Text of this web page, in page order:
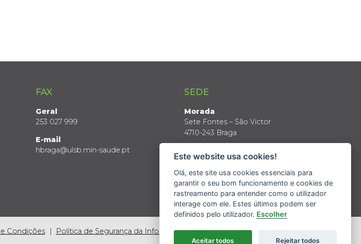
FAX
Geral
253 027 999
E-mail
hbraga@ulsb.min-saude.pt
SEDE
Morada
Sete Fontes – São Victor
4710-243 Braga
Latitude: 41º 34’ N
Longitude: 8º 24’ W
Condições
Política de Segurança da Informação
Este website usa cookies!
Olá, este site usa cookies essenciais para
garantir o seu bom funcionamento e cookies de
rastreamento para entender como o utilizador
interage com ele. Estes últimos podem ser
definidos pelo utilizador. Escolher
Aceitar todos Rejeitar todos